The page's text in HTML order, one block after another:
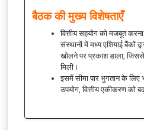
बैठक की मुख्य विशेषताएँ
वित्तीय सहयोग को मजबूत
संस्थानों में मध्य एशियाई बैंकों
खोलने पर प्रकाश डाला, जिससे
मिली।
इसमें सीमा पार भुगतान के
उपयोग, वित्तीय एकीकरण को